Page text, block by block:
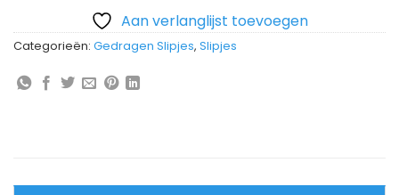
Aan verlanglijst toevoegen
Categorieën: Gedragen Slipjes, Slipjes